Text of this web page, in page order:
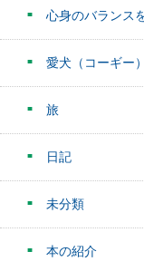
心身のバランス
愛犬（コーギー）
旅
日記
未分類
本の紹介